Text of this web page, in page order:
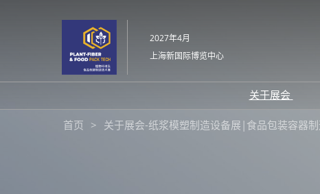
转
至
容
2027年4月
上海新国际博览中心
关于展会
展会介绍
首页 关于展会-纸浆模塑制造设备展|食品包装容器